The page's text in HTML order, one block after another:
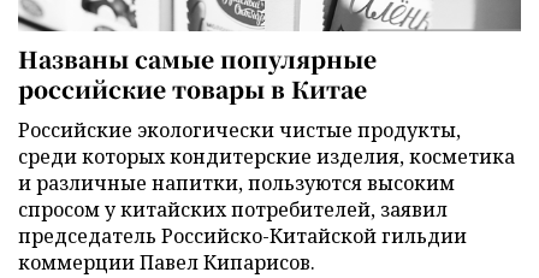
Названы самые популярные
российские товары в Китае
Российские экологически чистые продукты,
среди которых кондитерские изделия, косметика
и различные напитки, пользуются высоким
спросом у китайских потребителей, заявил
председатель Российско-Китайской гильдии
коммерции Павел Кипарисов.